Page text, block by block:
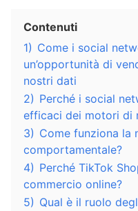
Contenuti
1) Come i social
un’opportunità di
nostri dati
2) Perché i social
efficaci dei motori di
3) Come funziona la
comportamentale?
4) Perché TikTok
commercio online?
5) Qual è il ruolo